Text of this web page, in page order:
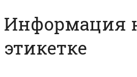
Информация
этикетке